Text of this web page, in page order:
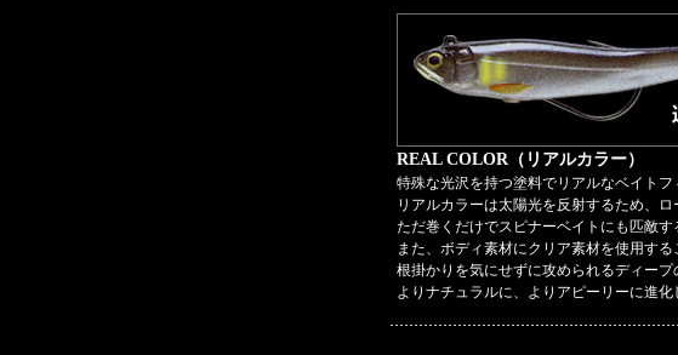
REAL COLOR（リアルカラー）
特殊な光沢を持つ塗料でリアルなベイトフ
リアルカラーは太陽光を反射するため、
ただ巻くだけでスピナーベイトにも匹敵す
また、ボディ素材にクリア素材を使用す
根掛かりを気にせずに攻められるディー
よりナチュラルに、よりアピーリーに進化